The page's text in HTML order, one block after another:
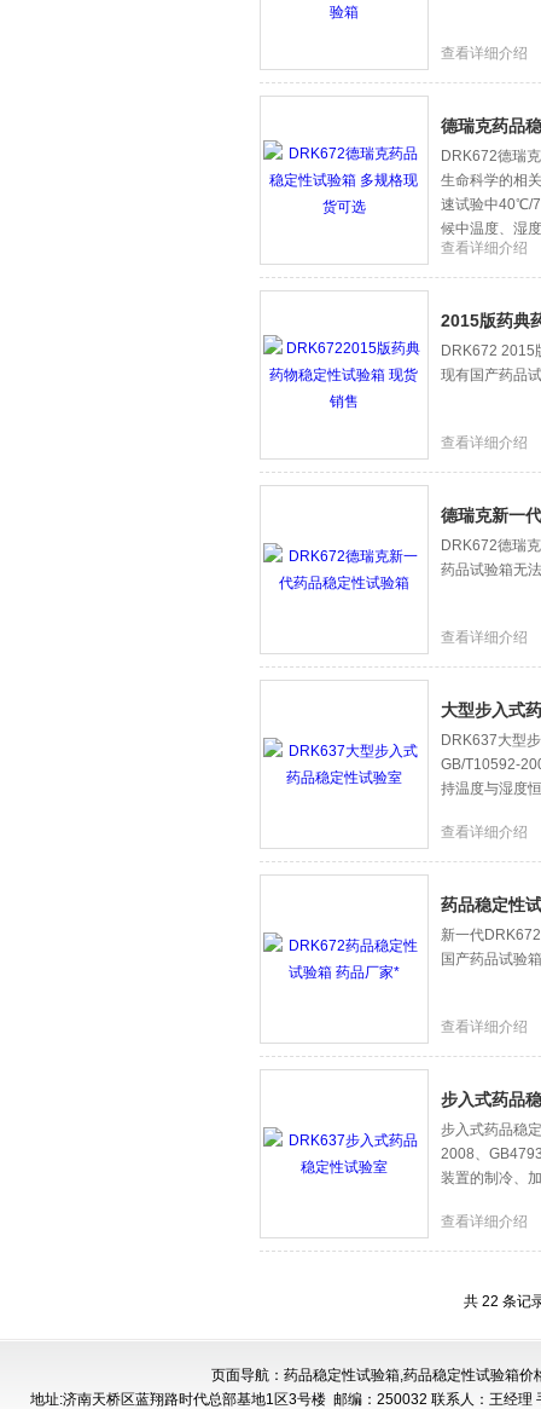
查看详细介绍
德瑞克药品
DRK672德瑞
生命科学的相
速试验中40℃/
候中温度、湿
查看详细介绍
2015版药典
DRK672 2015
现有国产药品
查看详细介绍
德瑞克新一
DRK672德瑞
药品试验箱无
查看详细介绍
大型步入式
DRK637大型
GB/T10592-
持温度与湿度
查看详细介绍
药品稳定性
新一代
国产药品试验
查看详细介绍
步入式药品
步入式药品稳
2008、
装置的制冷、
查看详细介绍
共 22 条记
页面导航：药品稳定性试验箱,药品稳定性试验箱价
地址:济南天桥区蓝翔路时代总部基地1区3号楼 邮编：250032 联系人：王经